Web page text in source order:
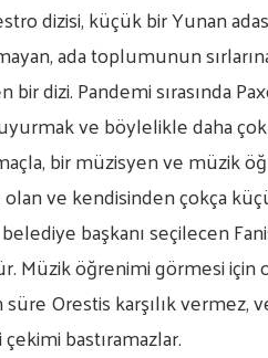
dizisi, küçük bir Yunan
ada toplumunun
bir dizi. Pandemi sırasında
ve böylelikle daha
bir müzisyen ve müzik
olan ve kendisinden çokça
belediye başkanı seçilecen
Müzik öğrenimi görmesi için
Orestis karşılık
çekimi bastıramazlar.